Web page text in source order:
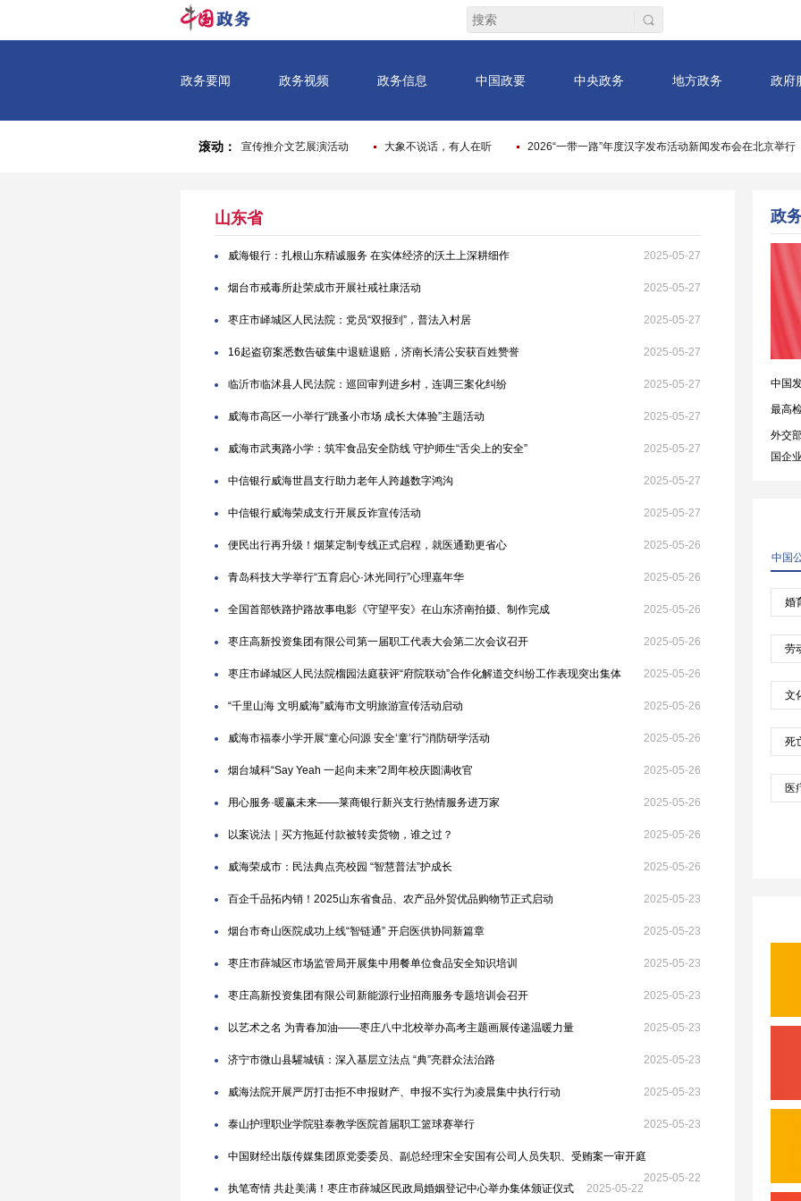
山东省
威海银行：扎根山东精诚服务 在实体经济的沃土上深耕细作 2025-05-27
烟台市戒毒所赴荣成市开展社戒社康活动 2025-05-27
枣庄市峄城区人民法院：党员“双报到”，普法入村居 2025-05-27
16起盗窃案悉数告破集中退赃退赔，济南长清公安获百姓赞誉 2025-05-27
临沂市临沭县人民法院：巡回审判进乡村，连调三案化纠纷 2025-05-27
威海市高区一小举行“跳蚤小市场 成长大体验”主题活动 2025-05-27
威海市武夷路小学：筑牢食品安全防线 守护师生“舌尖上的安全” 2025-05-27
中信银行威海世昌支行助力老年人跨越数字鸿沟 2025-05-27
中信银行威海荣成支行开展反诈宣传活动 2025-05-27
便民出行再升级！烟莱定制专线正式启程，就医通勤更省心 2025-05-26
青岛科技大学举行“五育启心·沐光同行”心理嘉年华 2025-05-26
全国首部铁路护路故事电影《守望平安》在山东济南拍摄、制作完成 2025-05-26
枣庄高新投资集团有限公司第一届职工代表大会第二次会议召开 2025-05-26
枣庄市峄城区人民法院榴园法庭获评“府院联动”合作化解道交纠纷工作表现突出集体 2025-05-26
“千里山海 文明威海”威海市文明旅游宣传活动启动 2025-05-26
威海市福泰小学开展“童心问源 安全‘童’行”消防研学活动 2025-05-26
烟台城科“Say Yeah 一起向未来”2周年校庆圆满收官 2025-05-26
用心服务·暖赢未来——莱商银行新兴支行热情服务进万家 2025-05-26
以案说法｜买方拖延付款被转卖货物，谁之过？ 2025-05-26
威海荣成市：民法典点亮校园 “智慧普法”护成长 2025-05-26
百企千品拓内销！2025山东省食品、农产品外贸优品购物节正式启动 2025-05-23
烟台市奇山医院成功上线“智链通” 开启医供协同新篇章 2025-05-23
枣庄市薛城区市场监管局开展集中用餐单位食品安全知识培训 2025-05-23
枣庄高新投资集团有限公司新能源行业招商服务专题培训会召开 2025-05-23
以艺术之名 为青春加油——枣庄八中北校举办高考主题画展传递温暖力量 2025-05-23
济宁市微山县驩城镇：深入基层立法点 “典”亮群众法治路 2025-05-23
威海法院开展严厉打击拒不申报财产、申报不实行为凌晨集中执行行动 2025-05-23
泰山护理职业学院驻泰教学医院首届职工篮球赛举行 2025-05-23
中国财经出版传媒集团原党委委员、副总经理宋全安国有公司人员失职、受贿案一审开庭
2025-05-22
执笔寄情 共赴美满！枣庄市薛城区民政局婚姻登记中心举办集体颁证仪式
2025-05-22